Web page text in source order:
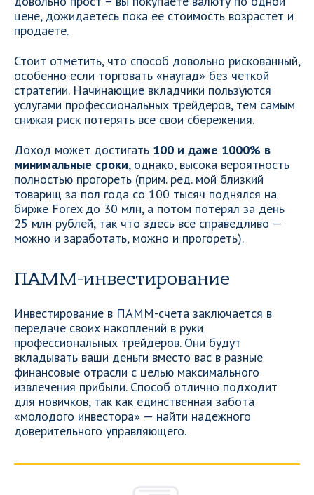
цене, дожидаетесь пока ее стоимость возрастет и
продаете.
Стоит отметить, что способ довольно рискованный,
особенно если торговать «наугад» без четкой
стратегии. Начинающие вкладчики пользуются
услугами профессиональных трейдеров, тем самым
снижая риск потерять все свои сбережения.
Доход может достигать 100 и даже 1000% в
минимальные сроки, однако, высока вероятность
полностью прогореть (прим. ред. мой близкий
товарищ за пол года со 100 тысяч поднялся на
бирже Forex до 30 млн, а потом потерял за день
25 млн рублей, так что здесь все справедливо —
можно и заработать, можно и прогореть).
ПАММ-инвестирование
Инвестирование в ПАММ-счета заключается в
передаче своих накоплений в руки
профессиональных трейдеров. Они будут
вкладывать ваши деньги вместо вас в разные
финансовые отрасли с целью максимального
извлечения прибыли. Способ отлично подходит
для новичков, так как единственная забота
«молодого инвестора» — найти надежного
доверительного управляющего.